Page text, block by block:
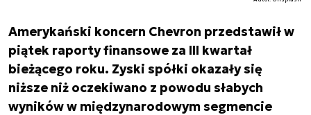
Amerykański koncern Chevron przedstawił w
piątek raporty finansowe za III kwartał
bieżącego roku. Zyski spółki okazały się
niższe niż oczekiwano z powodu słabych
wyników w międzynarodowym segmencie